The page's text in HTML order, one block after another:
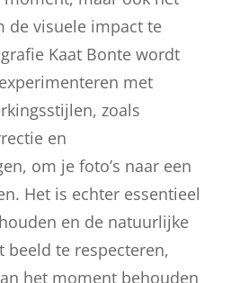
de visuele impact te
Kaat Bonte wordt
met
zoals
en
om je foto’s naar een
Het is echter essentieel
en de natuurlijke
beeld te respecteren,
het moment behouden